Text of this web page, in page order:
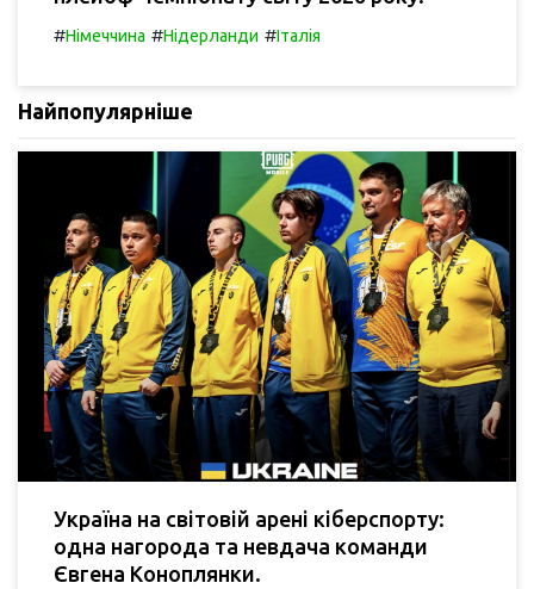
#Німеччина #Нідерланди #Італія
Найпопулярніше
Україна на світовій арені кіберспорту:
одна нагорода та невдача команди
Євгена Коноплянки.